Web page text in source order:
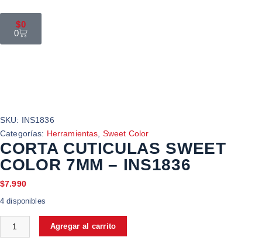
$0
0
SKU: INS1836
Categorías: Herramientas Sweet Color
CORTA CUTICULAS SWEET
COLOR 7MM – INS1836
$7.990
4 disponibles
Agregar al carrito